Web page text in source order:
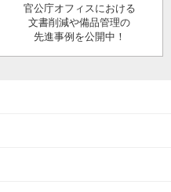
官公庁オフィスにおける
文書削減や備品管理の
先進事例を公開中！